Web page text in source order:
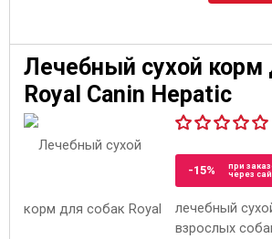
Лечебный сухой корм
Royal Canin Hepatic
-15%
при
через
лечебный
взрослых